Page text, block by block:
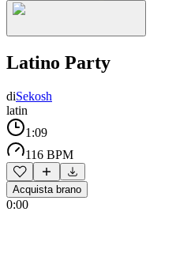
Latino Party
diSekosh
latin
1:09
116 BPM
Acquista brano
0:00